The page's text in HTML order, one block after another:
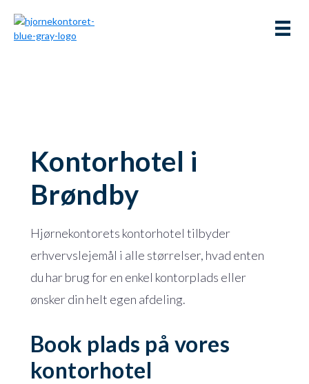
Kontorhotel i
Brøndby
Hjørnekontorets kontorhotel tilbyder
erhvervslejemål i alle størrelser, hvad enten
du har brug for en enkel kontorplads eller
ønsker din helt egen afdeling.
Book plads på vores
kontorhotel